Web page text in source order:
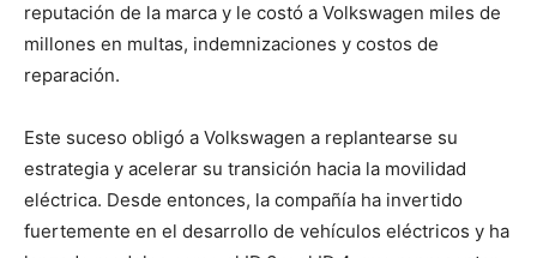
reputación de la marca y le costó a Volkswagen miles de
millones en multas, indemnizaciones y costos de
reparación.
Este suceso obligó a Volkswagen a replantearse su
estrategia y acelerar su transición hacia la movilidad
eléctrica. Desde entonces, la compañía ha invertido
fuertemente en el desarrollo de vehículos eléctricos y ha